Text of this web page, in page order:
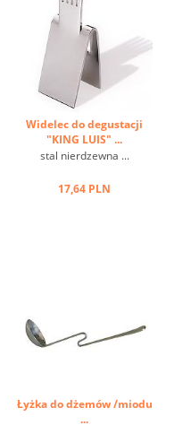
Widelec do degustacji
"KING LUIS" ...
stal nierdzewna ...
17,64 PLN
Łyżka do dżemów /miodu
...